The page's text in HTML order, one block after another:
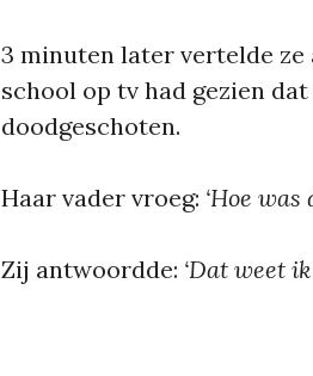
3 minuten later vertelde ze
school op tv had gezien
doodgeschoten.
Haar vader vroeg: ‘Hoe
Zij antwoordde: ‘Dat weet